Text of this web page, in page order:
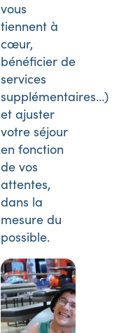
vous
tiennent à
cœur,
bénéficier de
services
supplémentaires…)
et ajuster
votre séjour
en fonction
de vos
attentes,
dans la
mesure du
possible.